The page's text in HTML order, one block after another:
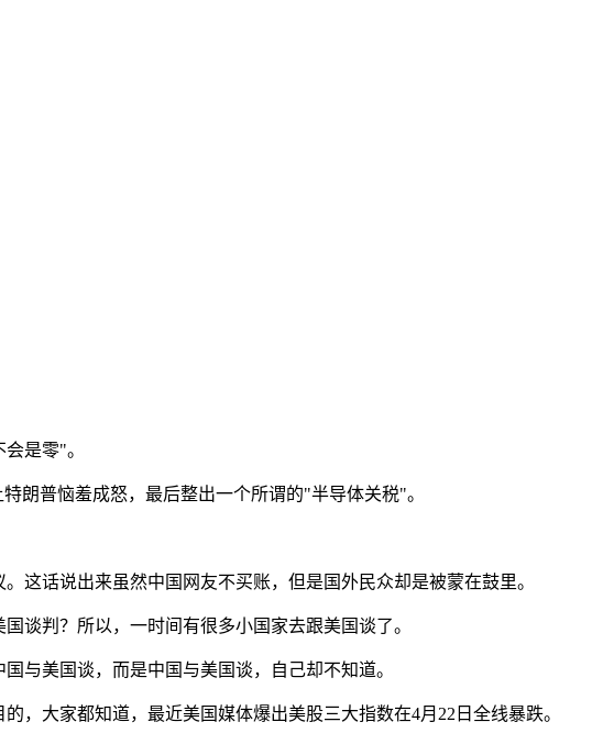
是零"。
朗普恼羞成怒，最后整出一个所谓的"半导体关税"。
这话说出来虽然中国网友不买账，但是国外民众却是被蒙在鼓里。
谈判？所以，一时间有很多小国家去跟美国谈了。
与美国谈，而是中国与美国谈，自己却不知道。
，大家都知道，最近美国媒体爆出美股三大指数在4月22日全线暴跌。